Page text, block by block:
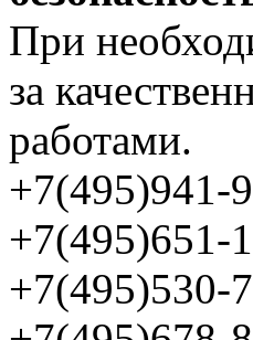
При
за
работами.
+7(495)941-
+7(495)651-
+7(495)530-